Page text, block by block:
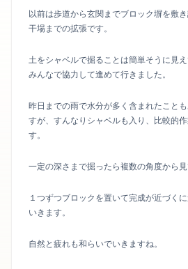
以前は歩道から玄関までブロック塀を敷
干場までの拡張です。
土をシャベルで掘ることは簡単そうに見え
みんなで協力して進めて行きました。
昨日までの雨で水分が多く含まれたこと
すが、すんなりシャベルも入り、比較的
す。
一定の深さまで掘ったら複数の角度から見
１つずつブロックを置いて完成が近づく
いきます。
自然と疲れも和らいでいきますね。